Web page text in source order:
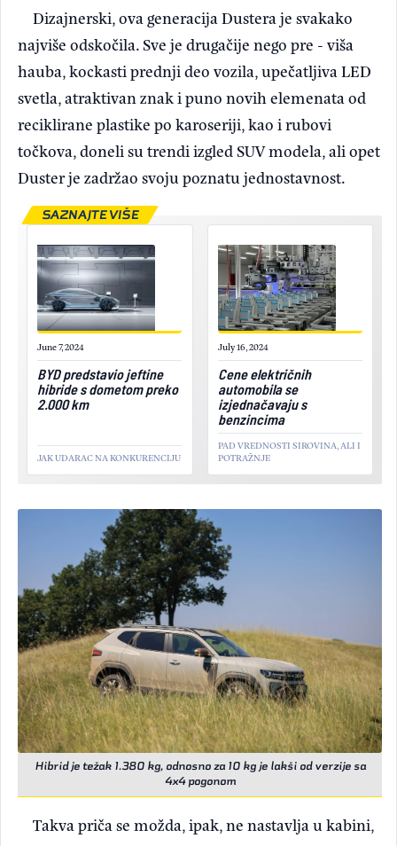
Dizajnerski, ova generacija Dustera je svakako
najviše odskočila. Sve je drugačije nego pre - viša
hauba, kockasti prednji deo vozila, upečatljiva LED
svetla, atraktivan znak i puno novih elemenata od
reciklirane plastike po karoseriji, kao i rubovi
točkova, doneli su trendi izgled SUV modela, ali opet
Duster je zadržao svoju poznatu jednostavnost.
June 7, 2024
BYD predstavio jeftine
hibride s dometom preko
2.000 km
JAK UDARAC NA KONKURENCIJU
July 16, 2024
Cene električnih
automobila se
izjednačavaju s
benzincima
PAD VREDNOSTI SIROVINA, ALI I
POTRAŽNJE
SAZNAJTE VIŠE
Hibrid je težak 1.380 kg, odnosno za 10 kg je lakši od verzije sa
4x4 pogonom
Takva priča se možda, ipak, ne nastavlja u kabini,